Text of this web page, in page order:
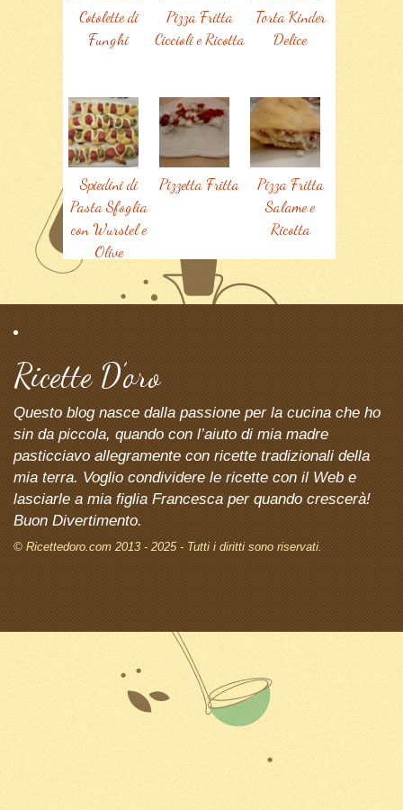
Torta Kinder
Delice
Pizza Fritta
Ciccioli e Ricotta
Cotolette di
Funghi
Pizza Fritta
Salame e
Ricotta
Pizzetta Fritta
Spiedini di
Pasta Sfoglia
con Wurstel e
Olive
Ricette D’oro
Questo blog nasce dalla passione per la cucina che ho
sin da piccola, quando con l’aiuto di mia madre
pasticciavo allegramente con ricette tradizionali della
mia terra. Voglio condividere le ricette con il Web e
lasciarle a mia figlia Francesca per quando crescerà!
Buon Divertimento.
© Ricettedoro.com 2013 - 2025 - Tutti i diritti sono riservati.